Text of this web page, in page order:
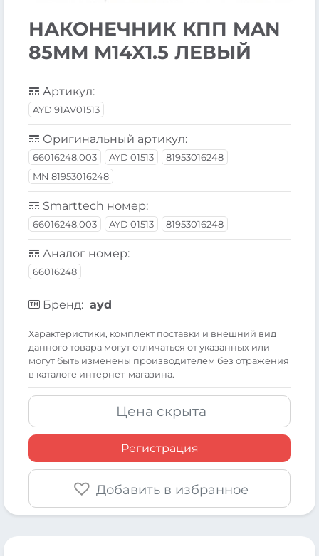
НАКОНЕЧНИК КПП MAN
85MM M14X1.5 ЛЕВЫЙ
Артикул:
AYD 91AV01513
Оригинальный артикул:
66016248.003 AYD 01513
81953016248
MN 81953016248
Smarttech номер:
66016248.003 AYD 01513 81953016248
Аналог номер:
66016248
Бренд: ayd
Xарактеристики, комплект поставки и внешний вид
данного товара могут отличаться от указанных или
могут быть изменены производителем без отражения
в каталоге интернет-магазина.
Цена скрыта
Регистрация
Добавить в избранное